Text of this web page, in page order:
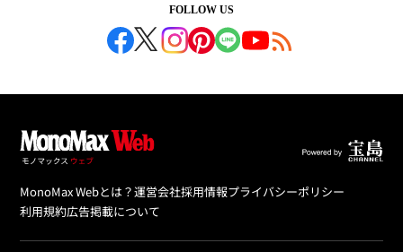
FOLLOW US
MonoMax Webとは？運営会社採用情報プライバシーポリシー
利用規約広告掲載について